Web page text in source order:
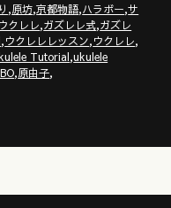
版③よろしく〜
index.php
,原坊,京都物語,ハラボー,サ
クレレ,ガズレレ式,ガズレ
,ウクレレレッスン,ウクレレ,
Tutorial,ukulele
,原由子,